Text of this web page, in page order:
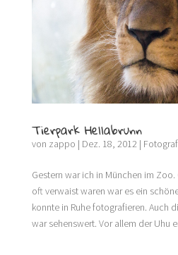
Tierpark Hellabrunn
von zappo | Dez. 18, 2012|
Gestern war ich in München im
oft verwaist waren war es ein
konnte in Ruhe fotografieren. Auch
war sehenswert. Vor allem der Uhu